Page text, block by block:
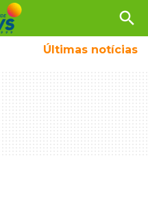
search
Últimas notícias